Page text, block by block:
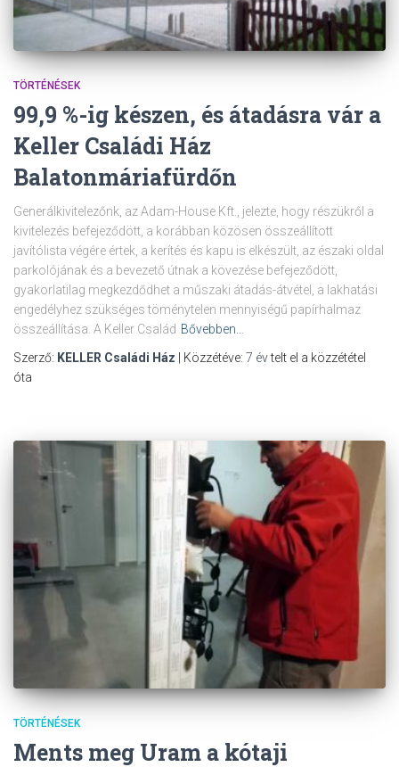
TÖRTÉNÉSEK
99,9 %-ig készen, és átadásra vár a
Keller Családi Ház
Balatonmáriafürdőn
Generálkivitelezőnk, az Adam-House Kft., jelezte, hogy részükről a
kivitelezés befejeződött, a korábban közösen összeállított
javítólista végére értek, a kerítés és kapu is elkészült, az északi oldal
parkolójának és a bevezető útnak a kövezése befejeződött,
gyakorlatilag megkezdődhet a műszaki átadás-átvétel, a lakhatási
engedélyhez szükséges töménytelen mennyiségű papírhalmaz
összeállítása. A Keller Család Bővebben…
Szerző: KELLER Családi Ház | Közzétéve: 7 évtelt el a közzététel
óta
TÖRTÉNÉSEK
Ments meg Uram a kótaji